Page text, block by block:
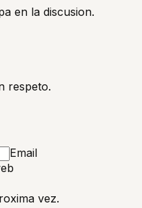
en la discusion.
respeto.
Email
vez.